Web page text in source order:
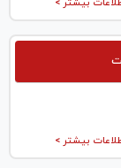
بیشتر >